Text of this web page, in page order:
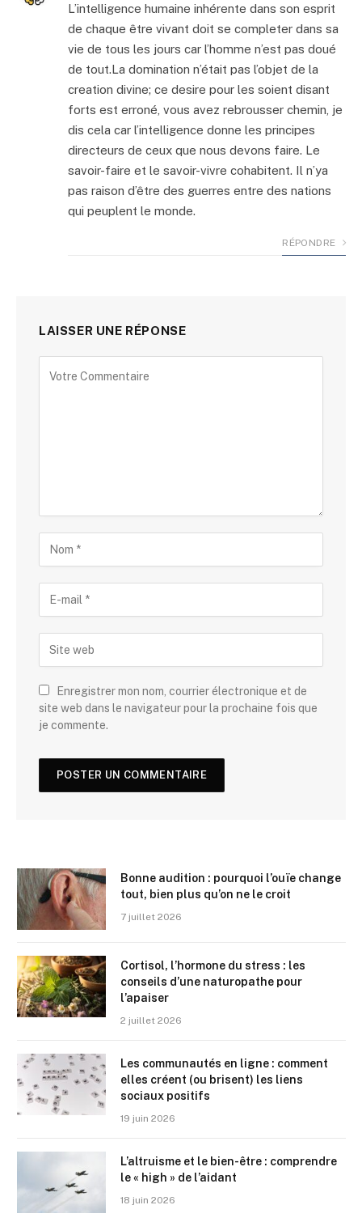
L’intelligence humaine inhérente dans son esprit
de chaque être vivant doit se completer dans sa
vie de tous les jours car l’homme n’est pas doué
de tout.La domination n’était pas l’objet de la
creation divine; ce desire pour les soient disant
forts est erroné, vous avez rebrousser chemin, je
dis cela car l’intelligence donne les principes
directeurs de ceux que nous devons faire. Le
savoir-faire et le savoir-vivre cohabitent. Il n’ya
pas raison d’être des guerres entre des nations
qui peuplent le monde.
RÉPONDRE
LAISSER UNE RÉPONSE
Enregistrer mon nom, courrier électronique et de
site web dans le navigateur pour la prochaine fois que
je commente.
Bonne audition : pourquoi l’ouïe change
tout, bien plus qu’on ne le croit
7 juillet 2026
Cortisol, l’hormone du stress : les
conseils d’une naturopathe pour
l’apaiser
2 juillet 2026
Les communautés en ligne : comment
elles créent (ou brisent) les liens
sociaux positifs
19 juin 2026
L’altruisme et le bien-être : comprendre
le « high » de l’aidant
18 juin 2026